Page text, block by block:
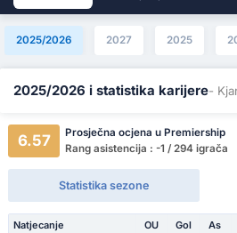
2025/2026 2027 2025
2025/2026 i statistika karijere-
6.57
Prosječna ocjena u Premiership
Rang asistencija : -1 / 294 igrača
Statistika sezone
Natjecanje OU Gol As